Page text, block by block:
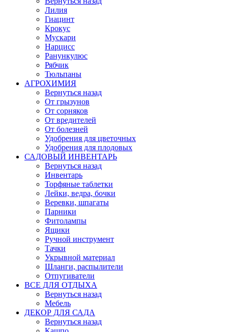
Лилия
Гиацинт
Крокус
Мускари
Нарцисс
Ранункулюс
Рябчик
Тюльпаны
АГРОХИМИЯ
Вернуться назад
От грызунов
От сорняков
От вредителей
От болезней
Удобрения для цветочных
Удобрения для плодовых
САДОВЫЙ ИНВЕНТАРЬ
Вернуться назад
Инвентарь
Торфяные таблетки
Лейки, ведра, бочки
Веревки, шпагаты
Парники
Фитолампы
Ящики
Ручной инструмент
Тачки
Укрывной материал
Шланги, распылители
Отпугиватели
ВСЕ ДЛЯ ОТДЫХА
Вернуться назад
Мебель
ДЕКОР ДЛЯ САДА
Вернуться назад